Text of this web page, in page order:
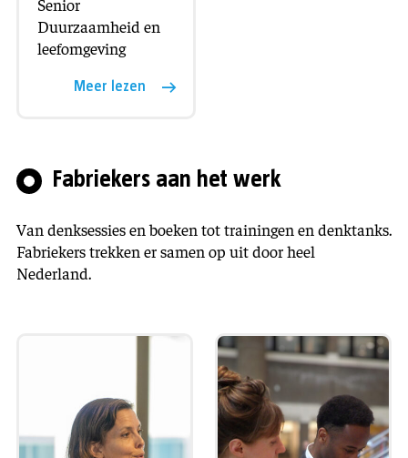
Duurzaamheid en
leefomgeving
Meer lezen
Fabriekers aan het werk
Van denksessies en boeken tot trainingen en denktanks.
Fabriekers trekken er samen op uit door heel
Nederland.